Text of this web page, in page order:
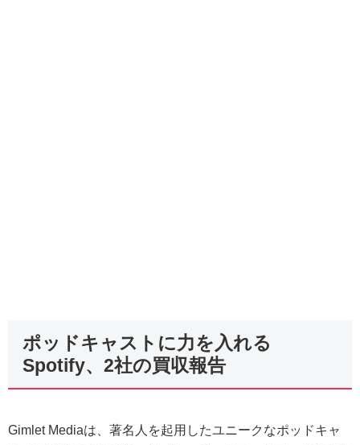
ポッドキャストに力を入れる
Spotify、2社の買収報告
Gimlet Mediaは、著名人を起用したユニークなポッドキャ